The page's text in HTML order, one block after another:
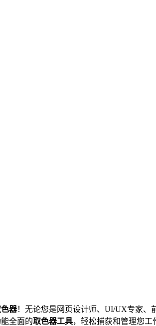
器！无论您是网页设计师、UI/UX专家、
全面的取色器工具，轻松捕获和管理您工